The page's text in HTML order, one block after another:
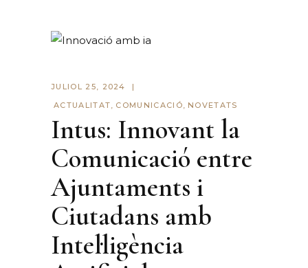
JULIOL 25, 2024
ACTUALITAT, COMUNICACIÓ, NOVETATS
Intus: Innovant la
Comunicació entre
Ajuntaments i
Ciutadans amb
Intel·ligència